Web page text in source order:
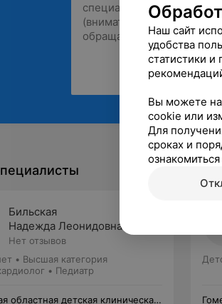
Бильская
Надежда Леонидовна
Нет отзывов
• Высшая категория
• Педиатр
областная детская клиническая
Наш сайт
удобства
статистики и
Вы можете
cookie или
Для
сроках и